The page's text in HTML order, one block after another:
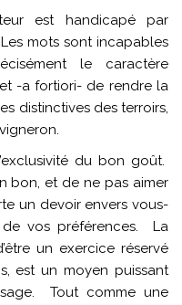
est handicapé par
mots sont incapables
le caractère
-a fortiori- de rendre la
distinctives des terroirs,
du bon goût.
bon, et de ne pas aimer
un devoir envers vous-
vos préférences. La
un exercice réservé
est un moyen puissant
Tout comme une